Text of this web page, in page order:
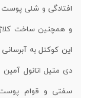
افتادگی و شلی
و همچنین ساخت
این کوکتل به
دی ‌متیل ‌اتانول‌
سفتی و قوام